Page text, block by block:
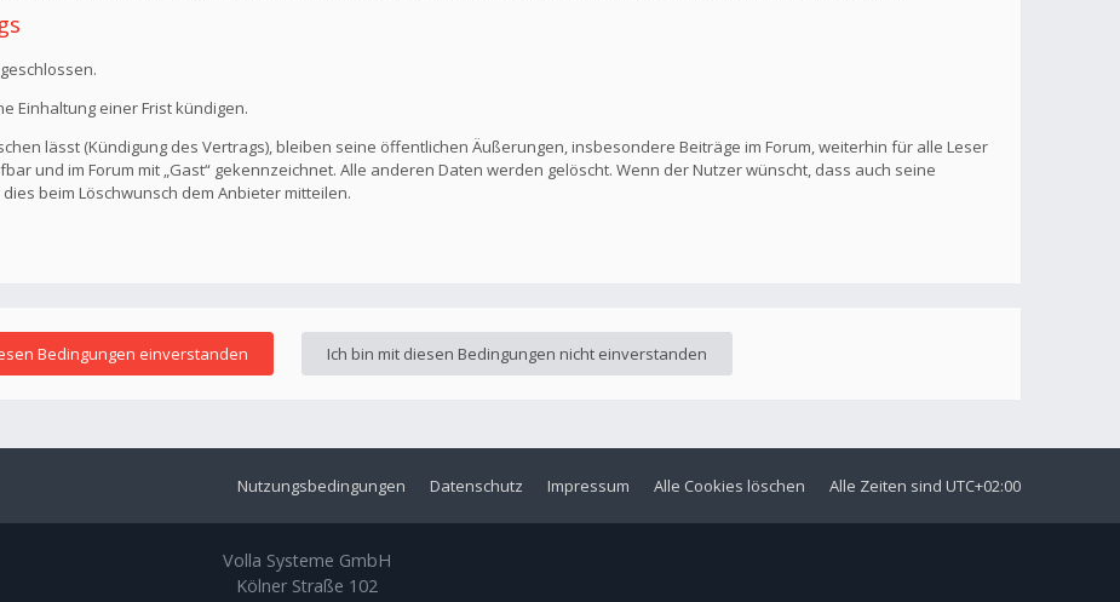
Einhaltung einer Frist kündigen.
lässt (Kündigung des Vertrags), bleiben seine öffentlichen Äußerungen, insbesondere Beiträge im Forum, weiterhin für alle Leser
und im Forum mit „Gast“ gekennzeichnet. Alle anderen Daten werden gelöscht. Wenn der Nutzer wünscht, dass auch seine
beim Löschwunsch dem Anbieter mitteilen.
Alle Zeiten sind UTC+02:00
Alle Cookies löschen
Impressum
Datenschutz
Nutzungsbedingungen
Volla Systeme GmbH
Kölner Straße 102